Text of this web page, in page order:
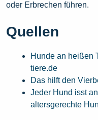
oder Erbrechen führen.
Quellen
Hunde an heißen
tiere.de
Das hilft den
Jeder Hund isst
altersgerechte